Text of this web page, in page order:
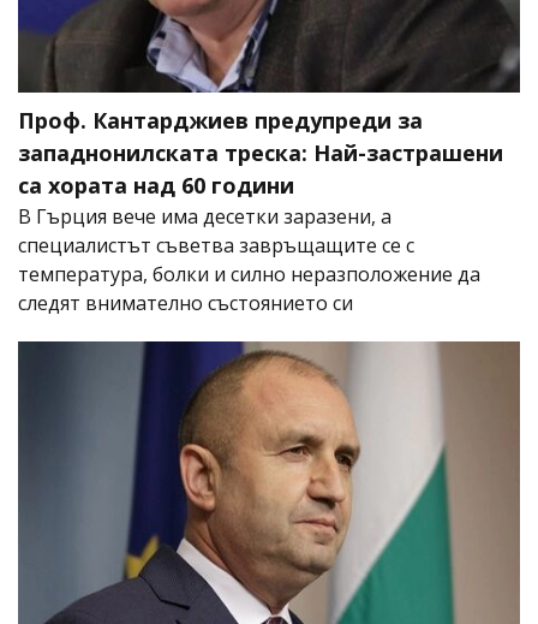
Проф. Кантарджиев предупреди за
западнонилската треска: Най-застрашени
са хората над 60 години
В Гърция вече има десетки заразени, а
специалистът съветва завръщащите се с
температура, болки и силно неразположение да
следят внимателно състоянието си